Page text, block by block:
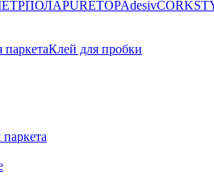
PURETOPAdesiv
паркетаКлей для пробки